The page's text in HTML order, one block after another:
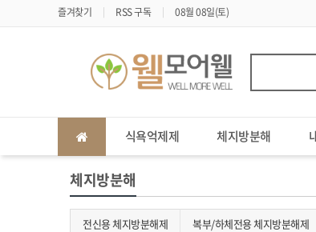
즐겨찾기 RSS 구독 08월 08일(토)
식욕억제제 체지방분해
체지방분해
전신용 체지방분해제 복부/하체전용 체지방분해제